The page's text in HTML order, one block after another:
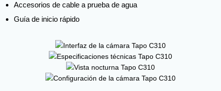
Accesorios de cable a prueba de agua
Guía de inicio rápido